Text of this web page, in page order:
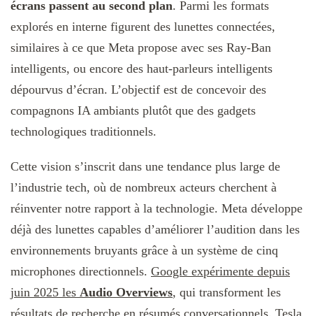
écrans passent au second plan. Parmi les formats
explorés en interne figurent des lunettes connectées,
similaires à ce que Meta propose avec ses Ray-Ban
intelligents, ou encore des haut-parleurs intelligents
dépourvus d’écran. L’objectif est de concevoir des
compagnons IA ambiants plutôt que des gadgets
technologiques traditionnels.
Cette vision s’inscrit dans une tendance plus large de
l’industrie tech, où de nombreux acteurs cherchent à
réinventer notre rapport à la technologie. Meta développe
déjà des lunettes capables d’améliorer l’audition dans les
environnements bruyants grâce à un système de cinq
microphones directionnels. Google expérimente depuis
juin 2025 les Audio Overviews, qui transforment les